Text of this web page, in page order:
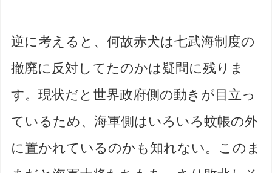
逆に考えると、何故赤犬は七武海制度の
撤廃に反対してたのかは疑問に残りま
す。現状だと世界政府側の動きが目立っ
ているため、海軍側はいろいろ蚊帳の外
に置かれているのかも知れない。このま